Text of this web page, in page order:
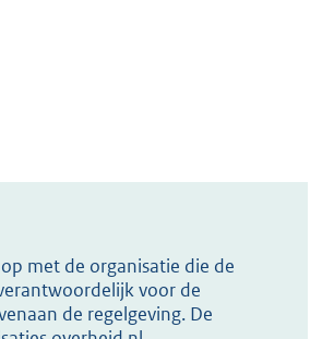
met de organisatie die de
voor de
de regelgeving. De